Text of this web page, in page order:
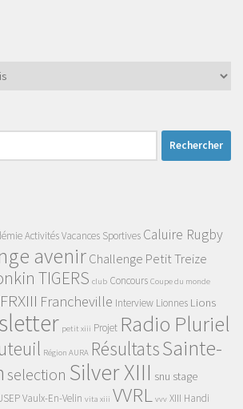
Activités Vacances Sportives Caluire Rugby
avenirChallenge Petit Treize
TIGERS club Concours Coupe du monde
Francheville Interview Lionnes Lions
petit xiii Projet Radio Pluriel
Région AURA RésultatsSainte-
selection Silver XIII snu stage
Vaulx-En-Velin vita xiii VVRL vvv XIII Handi